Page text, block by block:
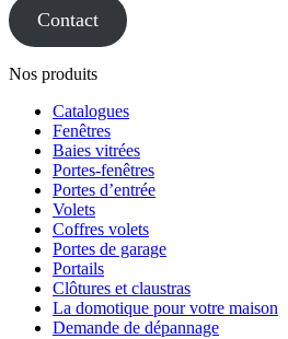
Contact
Nos produits
Catalogues
Fenêtres
Baies vitrées
Portes-fenêtres
Portes d’entrée
Volets
Coffres volets
Portes de garage
Portails
Clôtures et claustras
La domotique pour votre maison
Demande de dépannage